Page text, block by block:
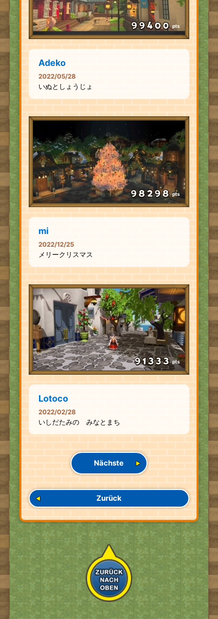
pts
Adeko
2022/05/28
いぬとしょうじょ
pts
mi
2022/12/25
メリークリスマス
pts
Lotoco
2022/02/28
いしだたみの みなとまち
Nächste
Zurück